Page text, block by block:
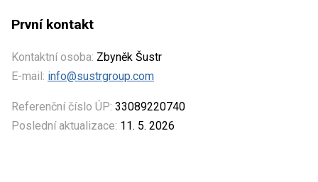
První kontakt
Kontaktní osoba: Zbyněk Šustr
E-mail: info@sustrgroup.com
Referenční číslo ÚP: 33089220740
Poslední aktualizace: 11. 5. 2026